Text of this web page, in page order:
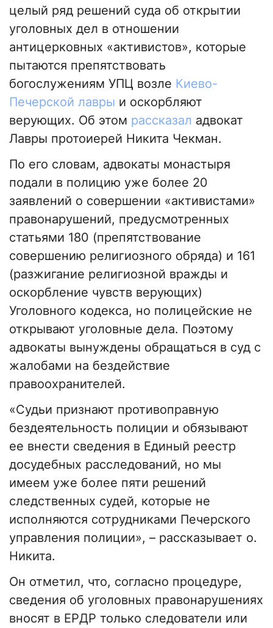
целый ряд решений суда об открытии
уголовных дел в отношении
антицерковных «активистов», которые
пытаются препятствовать
богослужениям УПЦ возле Киево-
Печерской лавры и оскорбляют
верующих. Об этом рассказал адвокат
Лавры протоиерей Никита Чекман.
По его словам, адвокаты монастыря
подали в полицию уже более 20
заявлений о совершении «активистами»
правонарушений, предусмотренных
статьями 180 (препятствование
совершению религиозного обряда) и 161
(разжигание религиозной вражды и
оскорбление чувств верующих)
Уголовного кодекса, но полицейские не
открывают уголовные дела. Поэтому
адвокаты вынуждены обращаться в суд с
жалобами на бездействие
правоохранителей.
«Судьи признают противоправную
бездеятельность полиции и обязывают
ее внести сведения в Единый реестр
досудебных расследований, но мы
имеем уже более пяти решений
следственных судей, которые не
исполняются сотрудниками Печерского
управления полиции», – рассказывает о.
Никита.
Он отметил, что, согласно процедуре,
сведения об уголовных правонарушениях
вносят в ЕРДР только следователи или